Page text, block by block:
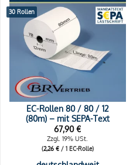
30 Rollen
EC-Rollen 80 / 80 / 12
(80m) – mit SEPA-Text
67,90€
Zzgl. 19% USt.
(2,26 €/ 1 EC-Rolle)